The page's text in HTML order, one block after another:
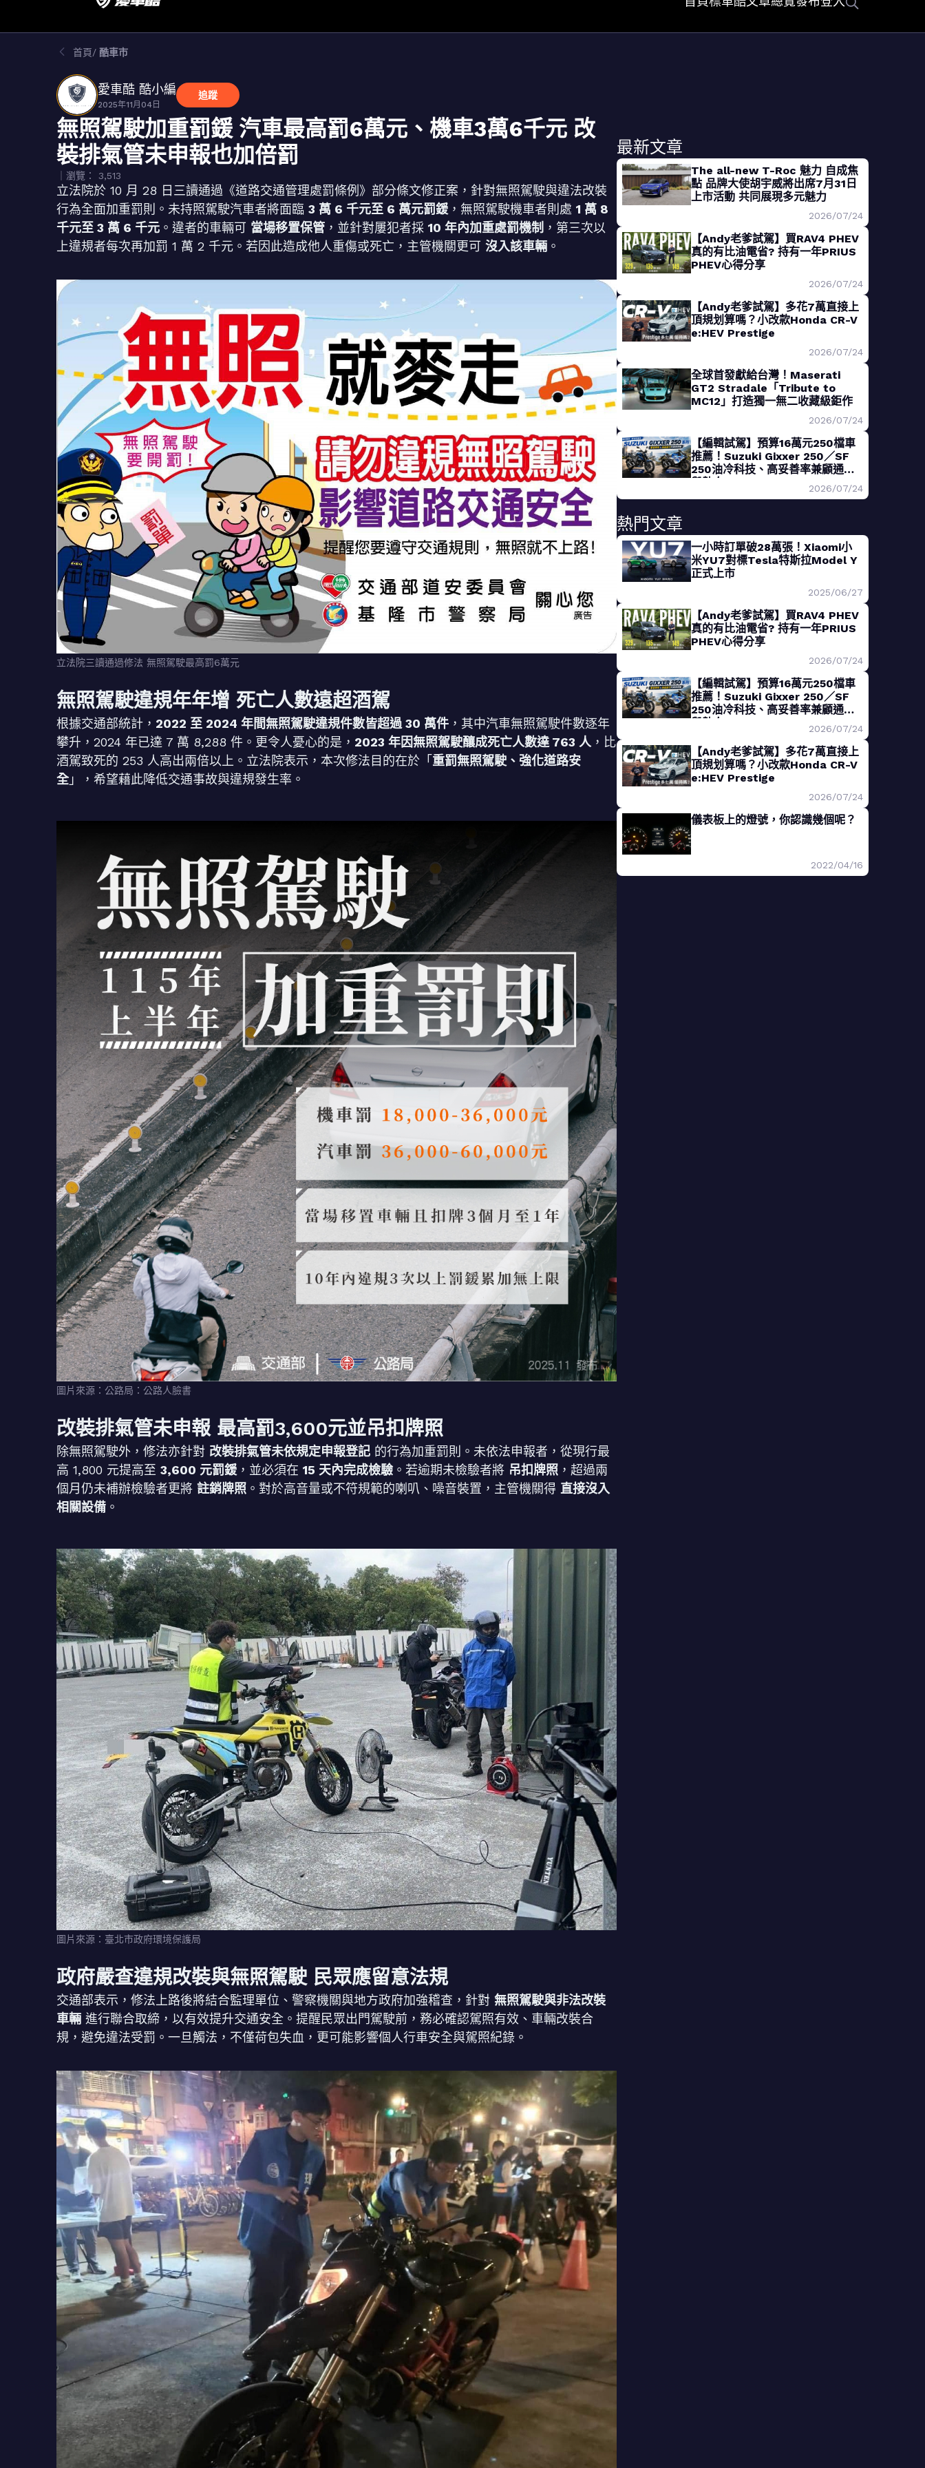
首頁 酷車市
愛車酷 酷小編
2025年11月04日
追蹤
無照駕駛加重罰鍰 汽車最高罰6萬元、機車3萬6千元 改
裝排氣管未申報也加倍罰
｜瀏覽： 3,513
立法院於 10 月 28 日三讀通過《道路交通管理處罰條例》部分條文修正案，針對無照駕駛與違法改裝
行為全面加重罰則。未持照駕駛汽車者將面臨 3 萬 6 千元至 6 萬元罰鍰 ，無照駕駛機車者則處 1 萬 8
千元至 3 萬 6 千元 。違者的車輛可 當場移置保管 ，並針對屢犯者採 10 年內加重處罰機制 ，第三次以
上違規者每次再加罰 1 萬 2 千元。若因此造成他人重傷或死亡，主管機關更可 沒入該車輛 。
立法院三讀通過修法 無照駕駛最高罰6萬元
無照駕駛違規年年增 死亡人數遠超酒駕
根據交通部統計， 2022 至 2024 年間無照駕駛違規件數皆超過 30 萬件 ，其中汽車無照駕駛件數逐年
攀升，2024 年已達 7 萬 8,288 件。更令人憂心的是， 2023 年因無照駕駛釀成死亡人數達 763 人 ，比
酒駕致死的 253 人高出兩倍以上。立法院表示，本次修法目的在於「重罰無照駕駛、強化道路安
全」，希望藉此降低交通事故與違規發生率。
圖片來源：公路局：公路人臉書
改裝排氣管未申報 最高罰3,600元並吊扣牌照
除無照駕駛外，修法亦針對 改裝排氣管未依規定申報登記 的行為加重罰則。未依法申報者，從現行最
高 1,800 元提高至 3,600 元罰鍰 ，並必須在 15 天內完成檢驗 。若逾期未檢驗者將 吊扣牌照 ，超過兩
個月仍未補辦檢驗者更將 註銷牌照 。對於高音量或不符規範的喇叭、噪音裝置，主管機關得 直接沒入
相關設備 。
圖片來源：臺北市政府環境保護局
政府嚴查違規改裝與無照駕駛 民眾應留意法規
交通部表示，修法上路後將結合監理單位、警察機關與地方政府加強稽查，針對 無照駕駛與非法改裝
車輛 進行聯合取締，以有效提升交通安全。提醒民眾出門駕駛前，務必確認駕照有效、車輛改裝合
規，避免違法受罰。一旦觸法，不僅荷包失血，更可能影響個人行車安全與駕照紀錄。
最新文章
The all-new T-Roc 魅力 自成焦
點 品牌大使胡宇威將出席7月31日
上市活動 共同展現多元魅力
2026/07/24
【Andy老爹試駕】買RAV4 PHEV
真的有比油電省? 持有一年PRIUS
PHEV心得分享
2026/07/24
【Andy老爹試駕】多花7萬直接上
頂規划算嗎？小改款Honda CR-V
e:HEV Prestige
2026/07/24
全球首發獻給台灣！Maserati
GT2 Stradale「Tribute to
MC12」打造獨一無二收藏級鉅作
2026/07/24
【編輯試駕】預算16萬元250檔車
推薦！Suzuki Gixxer 250／SF
250油冷科技、高妥善率兼顧通勤
與熱血
2026/07/24
熱門文章
一小時訂單破28萬張！Xiaomi小
米YU7對標Tesla特斯拉Model Y
正式上市
2025/06/27
【Andy老爹試駕】買RAV4 PHEV
真的有比油電省? 持有一年PRIUS
PHEV心得分享
2026/07/24
【編輯試駕】預算16萬元250檔車
推薦！Suzuki Gixxer 250／SF
250油冷科技、高妥善率兼顧通勤
與熱血
2026/07/24
【Andy老爹試駕】多花7萬直接上
頂規划算嗎？小改款Honda CR-V
e:HEV Prestige
2026/07/24
儀表板上的燈號，你認識幾個呢？
2022/04/16